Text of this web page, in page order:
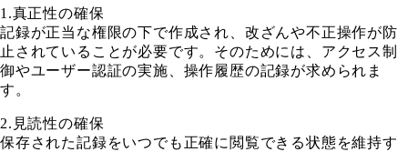
1.真正性の確保
記録が正当な権限の下で作成され、改ざんや不正操作が防
止されていることが必要です。そのためには、アクセス制
御やユーザー認証の実施、操作履歴の記録が求められま
す。
2.見読性の確保
保存された記録をいつでも正確に閲覧できる状態を維持す